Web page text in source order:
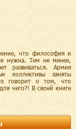
что философия и
нужна. Тем не менее,
развиваться. Армия
коллективы заняты
говорит о том, что
чего?! В своей книге